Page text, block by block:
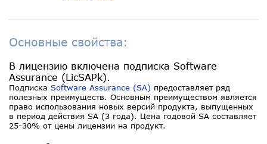
Основные свойства:
В лицензию включена подписка Software
Assurance (LicSAPk).
Подписка Software Assurance (SA) предоставляет ряд
полезных преимуществ. Основным преимуществом является
право использования новых версий продукта, выпущенных
в период действия SA (3 года). Цена годовой SA составляет
25-30% от цены лицензии на продукт.